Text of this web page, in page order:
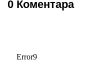
0 Коментара